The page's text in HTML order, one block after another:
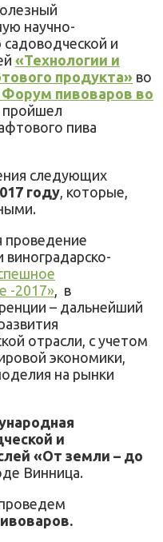
научно-
и
«Технологии и
продукта» во
пивоваров во
пройшел
пива
следующих
году , которые,
проведение
виноградарско-
-2017» , в
– дальнейший
отрасли, с учетом
экономики,
на рынки
и
«От земли – до
Винница.